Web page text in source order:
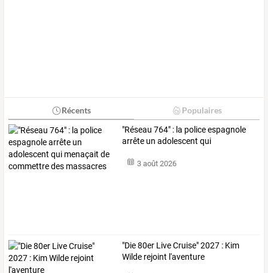
Récents Populaires
"Réseau 764" : la policeespagnole
arrête un adolescent qui
3 août 2026
"Die 80er Live Cruise" 2027 : Kim
Wilde rejoint l'aventure